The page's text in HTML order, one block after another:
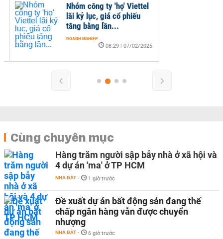
Nhóm công ty 'họ' Viettel
lãi kỷ lục, giá cổ phiếu
tăng bằng lần...
DOANH NGHIỆP -
08:29 | 07/02/2025
Cùng chuyên mục
Hàng trăm người sập bẫy nhà ở xã hội và
4 dự án 'ma' ở TP HCM
NHÀ ĐẤT - 1 giờ trước
Đề xuất dự án bất động sản đang thế
chấp ngân hàng vẫn được chuyển
nhượng
NHÀ ĐẤT - 6 giờ trước